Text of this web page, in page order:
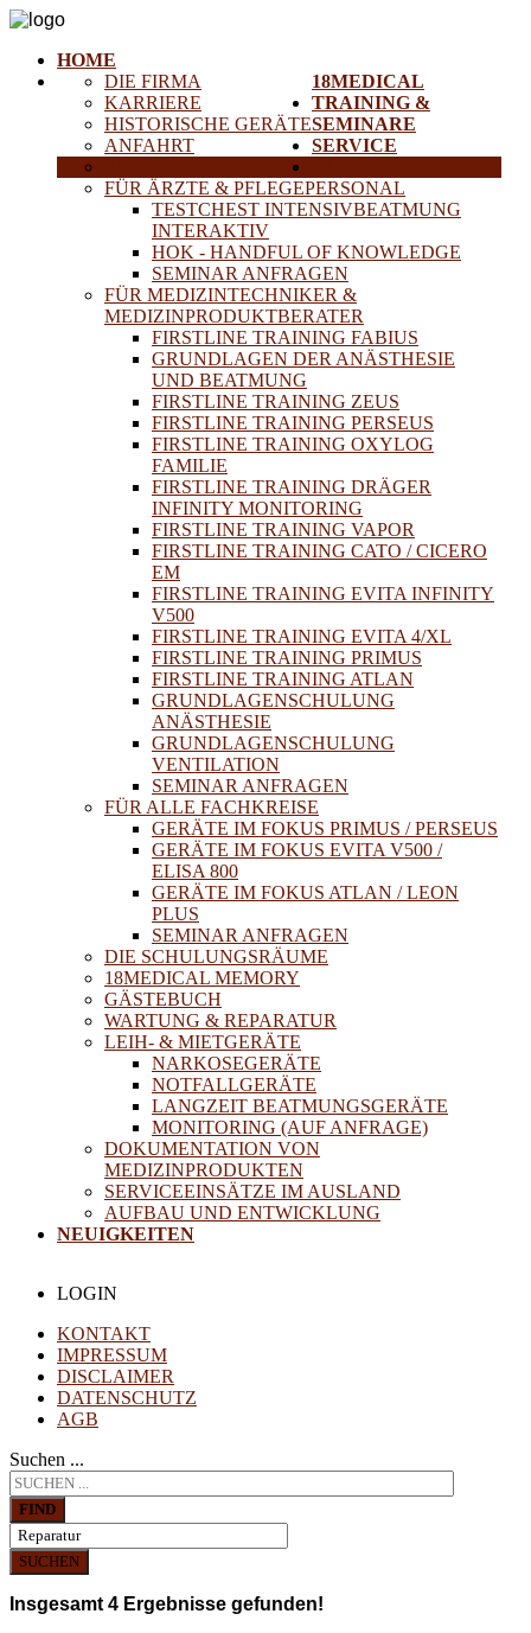
HOME
18MEDICAL
DIE FIRMA
KARRIERE
HISTORISCHE GERÄTE
ANFAHRT
TRAINING &
SEMINARE
FÜR ÄRZTE & PFLEGEPERSONAL
TESTCHEST INTENSIVBEATMUNG
INTERAKTIV
HOK - HANDFUL OF KNOWLEDGE
SEMINAR ANFRAGEN
FÜR MEDIZINTECHNIKER &
MEDIZINPRODUKTBERATER
FIRSTLINE TRAINING FABIUS
GRUNDLAGEN DER ANÄSTHESIE
UND BEATMUNG
FIRSTLINE TRAINING ZEUS
FIRSTLINE TRAINING PERSEUS
FIRSTLINE TRAINING OXYLOG
FAMILIE
FIRSTLINE TRAINING DRÄGER
INFINITY MONITORING
FIRSTLINE TRAINING VAPOR
FIRSTLINE TRAINING CATO / CICERO
EM
FIRSTLINE TRAINING EVITA INFINITY
V500
FIRSTLINE TRAINING EVITA 4/XL
FIRSTLINE TRAINING PRIMUS
FIRSTLINE TRAINING ATLAN
GRUNDLAGENSCHULUNG
ANÄSTHESIE
GRUNDLAGENSCHULUNG
VENTILATION
SEMINAR ANFRAGEN
FÜR ALLE FACHKREISE
GERÄTE IM FOKUS PRIMUS / PERSEUS
GERÄTE IM FOKUS EVITA V500 /
ELISA 800
GERÄTE IM FOKUS ATLAN / LEON
PLUS
SEMINAR ANFRAGEN
DIE SCHULUNGSRÄUME
18MEDICAL MEMORY
GÄSTEBUCH
SERVICE
WARTUNG & REPARATUR
LEIH- & MIETGERÄTE
NARKOSEGERÄTE
NOTFALLGERÄTE
LANGZEIT BEATMUNGSGERÄTE
MONITORING (AUF ANFRAGE)
DOKUMENTATION VON
MEDIZINPRODUKTEN
SERVICEEINSÄTZE IM AUSLAND
AUFBAU UND ENTWICKLUNG
NEUIGKEITEN
LOGIN
KONTAKT
IMPRESSUM
DISCLAIMER
DATENSCHUTZ
AGB
Suchen ...
FIND
SUCHEN
Insgesamt 4 Ergebnisse gefunden!